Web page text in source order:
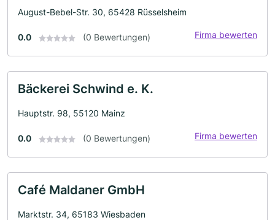
August-Bebel-Str. 30, 65428 Rüsselsheim
0.0 (0 Bewertungen) Firma bewerten
Bäckerei Schwind e. K.
Hauptstr. 98, 55120 Mainz
0.0 (0 Bewertungen) Firma bewerten
Café Maldaner GmbH
Marktstr. 34, 65183 Wiesbaden